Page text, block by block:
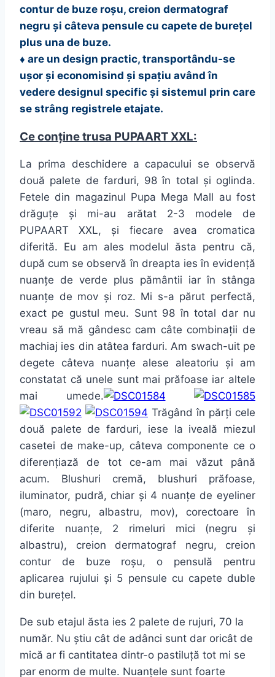
contur de buze roșu, creion dermatograf
negru și câteva pensule cu capete de burețel
plus una de buze.
♦ are un design practic, transportându-se
ușor și economisind și spațiu având în
vedere designul specific și sistemul prin care
se strâng registrele etajate.
Ce conține trusa PUPAART XXL:
La prima deschidere a capacului se observă
două palete de farduri, 98 în total și oglinda.
Fetele din magazinul Pupa Mega Mall au fost
drăguțe și mi-au arătat 2-3 modele de
PUPAART XXL, și fiecare avea cromatica
diferită. Eu am ales modelul ăsta pentru că,
după cum se observă în dreapta ies în evidență
nuanțe de verde plus pământii iar în stânga
nuanțe de mov și roz. Mi s-a părut perfectă,
exact pe gustul meu. Sunt 98 în total dar nu
vreau să mă gândesc cam câte combinații de
machiaj ies din atâtea farduri. Am swach-uit pe
degete câteva nuanțe alese aleatoriu și am
constatat că unele sunt mai prăfoase iar altele
mai umede.
Trăgând în părți cele
două palete de farduri, iese la iveală miezul
casetei de make-up, câteva componente ce o
diferențiază de tot ce-am mai văzut până
acum. Blushuri cremă, blushuri prăfoase,
iluminator, pudră, chiar și 4 nuanțe de eyeliner
(maro, negru, albastru, mov), corectoare în
diferite nuanțe, 2 rimeluri mici (negru și
albastru), creion dermatograf negru, creion
contur de buze roșu, o pensulă pentru
aplicarea rujului și 5 pensule cu capete duble
din burețel.
De sub etajul ăsta ies 2 palete de rujuri, 70 la
număr. Nu știu cât de adânci sunt dar oricât de
mică ar fi cantitatea dintr-o pastiluță tot mi se
par enorm de multe. Nuanțele sunt foarte